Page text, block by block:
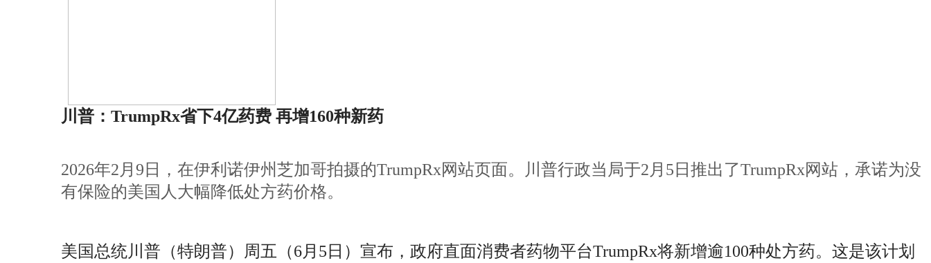
川普：TrumpRx省下4亿药费 再增160种新药
2026年2月9日，在伊利诺伊州芝加哥拍摄的TrumpRx网站页面。川普行政当局于2月5日推出了TrumpRx网站，承诺为没
有保险的美国人大幅降低处方药价格。
美国总统川普（特朗普）周五（6月5日）宣布，政府直面消费者药物平台TrumpRx将新增逾100种处方药。这是该计划